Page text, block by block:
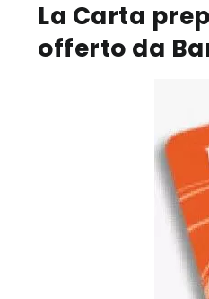
La Carta
offerto da